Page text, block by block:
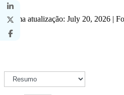
Última atualização: July 20, 2026 |